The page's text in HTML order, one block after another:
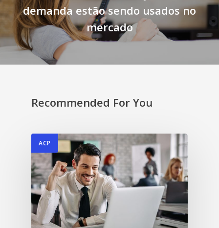
demanda estão sendo usados no
mercado
Recommended For You
ACP